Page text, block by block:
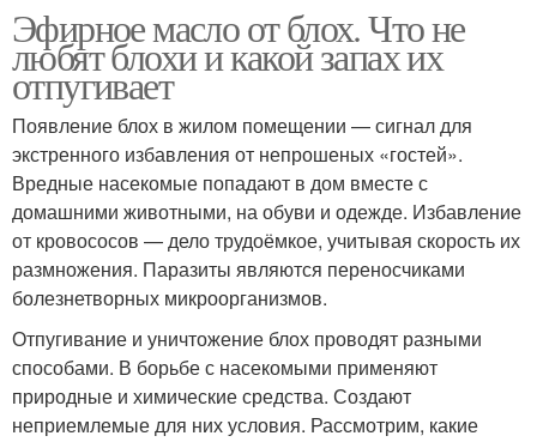
Эфирное масло от блох. Что не
любят блохи и какой запах их
отпугивает
Появление блох в жилом помещении — сигнал для
экстренного избавления от непрошеных «гостей».
Вредные насекомые попадают в дом вместе с
домашними животными, на обуви и одежде. Избавление
от кровососов — дело трудоёмкое, учитывая скорость их
размножения. Паразиты являются переносчиками
болезнетворных микроорганизмов.
Отпугивание и уничтожение блох проводят разными
способами. В борьбе с насекомыми применяют
природные и химические средства. Создают
неприемлемые для них условия. Рассмотрим, какие